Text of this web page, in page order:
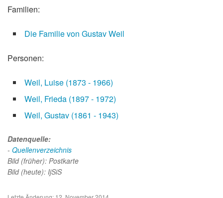
Familien:
Die Familie von Gustav Weil
Personen:
Weil, Luise (1873 - 1966)
Weil, Frieda (1897 - 1972)
Weil, Gustav (1861 - 1943)
Datenquelle:
- Quellenverzeichnis
Bild (früher): Postkarte
Bild (heute): IjSiS